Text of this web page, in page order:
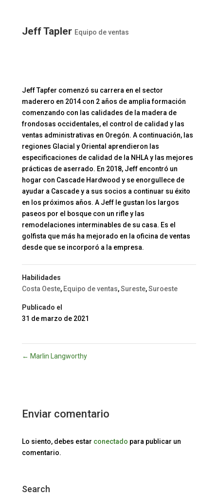
Jeff Tapler Equipo de ventas
Jeff Tapfer comenzó su carrera en el sector
maderero en 2014 con 2 años de amplia formación
comenzando con las calidades de la madera de
frondosas occidentales, el control de calidad y las
ventas administrativas en Oregón. A continuación, las
regiones Glacial y Oriental aprendieron las
especificaciones de calidad de la NHLA y las mejores
prácticas de aserrado. En 2018, Jeff encontró un
hogar con Cascade Hardwood y se enorgullece de
ayudar a Cascade y a sus socios a continuar su éxito
en los próximos años. A Jeff le gustan los largos
paseos por el bosque con un rifle y las
remodelaciones interminables de su casa. Es el
golfista que más ha mejorado en la oficina de ventas
desde que se incorporó a la empresa.
Habilidades
Costa Oeste, Equipo de ventas,Sureste,Suroeste
Publicado el
31 de marzo de 2021
← Marlin Langworthy
Enviar comentario
Lo siento, debes estar conectado para publicar un
comentario.
Search